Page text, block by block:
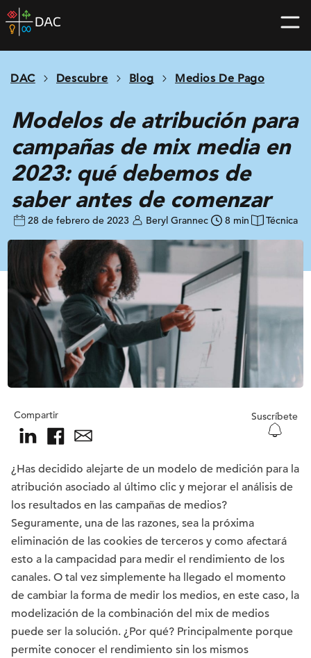
Skip
to
home
DAC Descubre Blog Medios De Pago
Modelos de atribución para
campañas de mix media en
2023: qué debemos de
saber antes de comenzar
28 de febrero de 2023 Beryl Grannec 8 min Técnica
Compartir Suscríbete
¿Has decidido alejarte de un modelo de medición para la
atribución asociado al último clic y mejorar el análisis de
los resultados en las campañas de medios?
Seguramente, una de las razones, sea la próxima
eliminación de las cookies de terceros y como afectará
esto a la campacidad para medir el rendimiento de los
canales. O tal vez simplemente ha llegado el momento
de cambiar la forma de medir los medios, en este caso, la
modelización de la combinación del mix de medios
puede ser la solución. ¿Por qué? Principalmente porque
permite conocer el rendimiento sin los mismos